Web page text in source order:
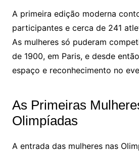
A primeira edição moderna
participantes e cerca de 241
As mulheres só puderam
de 1900, em Paris, e desde
espaço e reconhecimento no
As Primeiras
Olimpíadas
A entrada das mulheres nas